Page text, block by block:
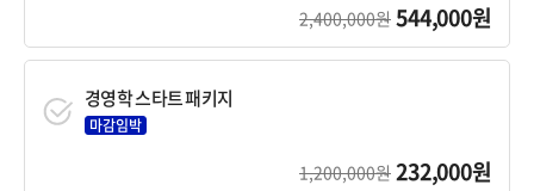
2,400,000원 544,000원
경영학 스타트 패키지
마감임박
1,200,000원 232,000원